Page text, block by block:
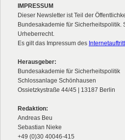
IMPRESSUM
Dieser Newsletter ist Teil der
Bundesakademie für Sicherheitspolitik.
Urheberrecht.
Es gilt das Impressum des
Herausgeber:
Bundesakademie für Sicherheitspolitik
Schlossanlage Schönhausen
Ossietzkystraße 44/45 | 13187 Berlin
Redaktion:
Andreas Beu
Sebastian Nieke
+49 (0)30 40046-415